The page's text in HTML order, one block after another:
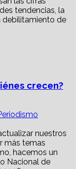
crecen?